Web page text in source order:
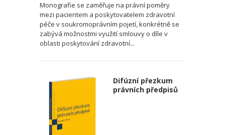
Monografie se zaměřuje na právní poměry
mezi pacientem a poskytovatelem zdravotní
péče v soukromoprávním pojetí, konkrétně se
zabývá možnostmi využití smlouvy o díle v
oblasti poskytování zdravotní...
Difúzní přezkum
právních předpisů